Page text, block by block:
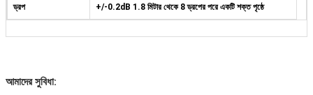
ড্রপ +/-0.2dB 1.8 মিটার থেকে 8 ড্রপের পরে একটি শক্ত পৃষ্ঠে
আমাদের সুবিধা: